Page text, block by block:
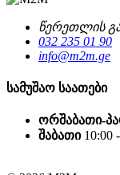
წერეთლის
032 235 01 90
info@m2m.ge
სამუშაო საათები
ორშაბათი-
შაბათი 10:00